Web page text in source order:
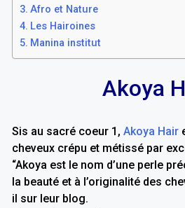
Afro et Nature
Les Hairoines
Manina institut
Akoya
Sis au sacré coeur 1, Akoya Hair
cheveux crépu et métissé par
“Akoya est le nom d’une perle
la beauté et à l’originalité des
il sur leur blog.